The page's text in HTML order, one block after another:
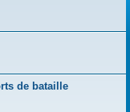
de bataille